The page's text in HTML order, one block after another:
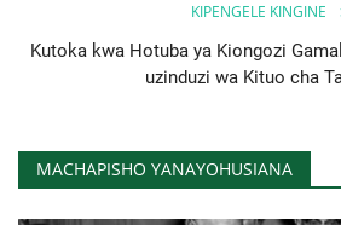
KIPENGELE KINGINE
Kutoka kwa Hotuba ya Kiongozi
uzinduzi wa Kituo cha
MACHAPISHO YANAYOHUSIANA